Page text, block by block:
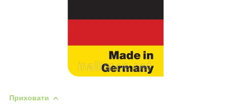
Приховати